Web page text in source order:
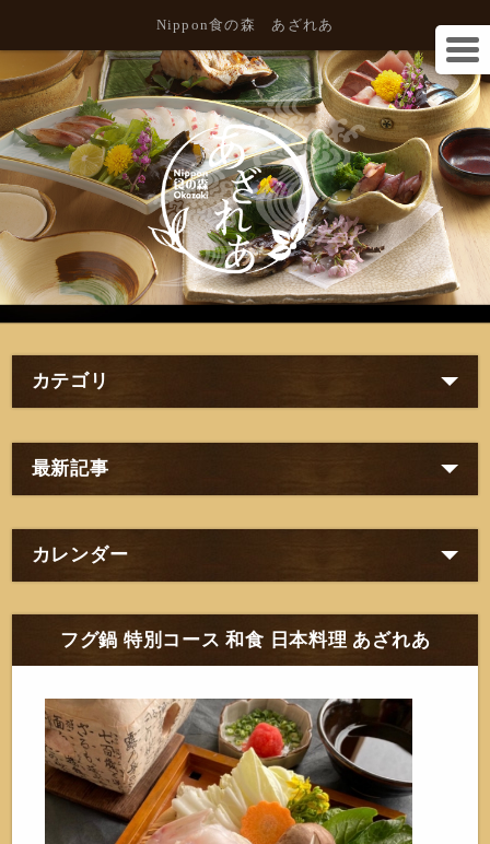
Nippon食の森 あざれあ
カテゴリ
最新記事
カレンダー
フグ鍋 特別コース 和食 日本料理 あざれあ